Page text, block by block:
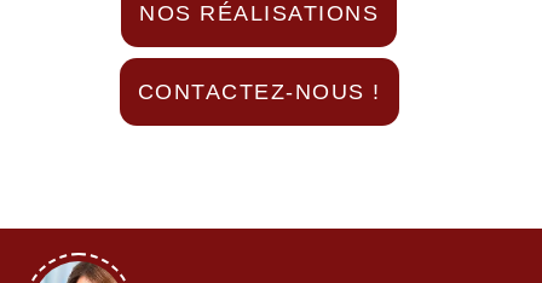
NOS RÉALISATIONS
CONTACTEZ-NOUS !